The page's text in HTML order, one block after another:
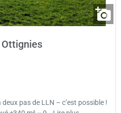
pas de LLN – c’est possible !